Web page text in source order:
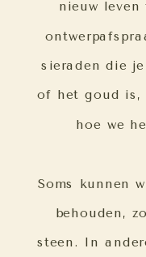
nieuw leven
sieraden die
of het goud is,
hoe we
Soms kunnen
behouden,
steen. In